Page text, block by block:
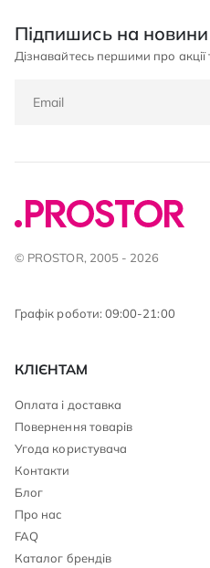
Підпишись на новини
Дізнавайтесь першими про акції
© PROSTOR, 2005 - 2026
Графік роботи: 09:00-21:00
КЛІЄНТАМ
Оплата і доставка
Повернення товарів
Угода користувача
Контакти
Блог
Про нас
FAQ
Каталог брендів